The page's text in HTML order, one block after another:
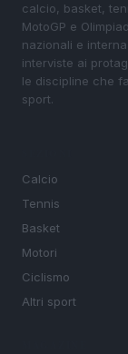
calcio, basket,
MotoGP e
nazionali e
interviste ai
le discipline che
sport.
Calcio
Tennis
Basket
Motori
Ciclismo
Altri sport